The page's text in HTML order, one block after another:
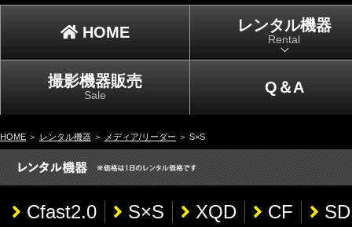
HOME レンタル機器
Rental
撮影機器販売
Sale Q＆A
HOME ＞ レンタル機器 ＞ メディア/リーダー ＞ S×S
Cfast2.0 S×S XQD CF
SD